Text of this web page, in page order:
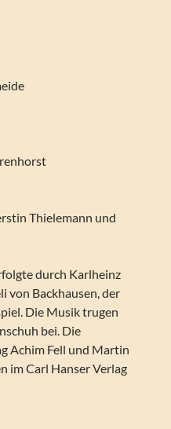
Thielemann und
durch Karlheinz
von Backhausen, der
Die Musik trugen
bei. Die
Achim Fell und Martin
im Carl Hanser Verlag